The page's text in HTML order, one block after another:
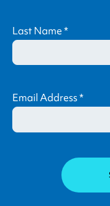
Last Name*
Email Address*